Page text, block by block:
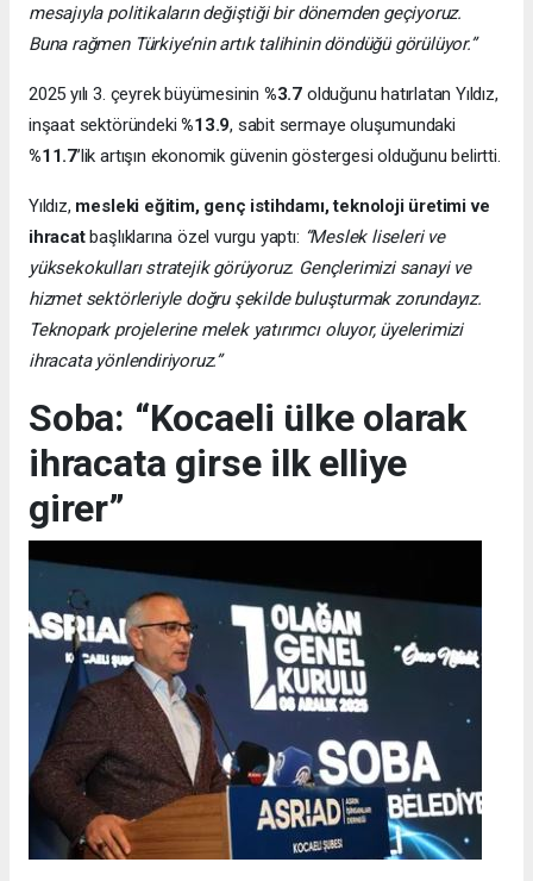
mesajıyla politikaların değiştiği bir dönemden geçiyoruz.
Buna rağmen Türkiye’nin artık talihinin döndüğü görülüyor.”
2025 yılı 3. çeyrek büyümesinin %3.7 olduğunu hatırlatan Yıldız,
inşaat sektöründeki%13.9, sabit sermaye oluşumundaki
%11.7’lik artışın ekonomik güvenin göstergesi olduğunu belirtti.
Yıldız, mesleki eğitim, genç istihdamı, teknoloji üretimi ve
ihracatbaşlıklarına özel vurgu yaptı: “Meslek liseleri ve
yüksekokulları stratejik görüyoruz. Gençlerimizi sanayi ve
hizmet sektörleriyle doğru şekilde buluşturmak zorundayız.
Teknopark projelerine melek yatırımcı oluyor, üyelerimizi
ihracata yönlendiriyoruz.”
Soba: “Kocaeli ülke olarak
ihracata girse ilk elliye
girer”